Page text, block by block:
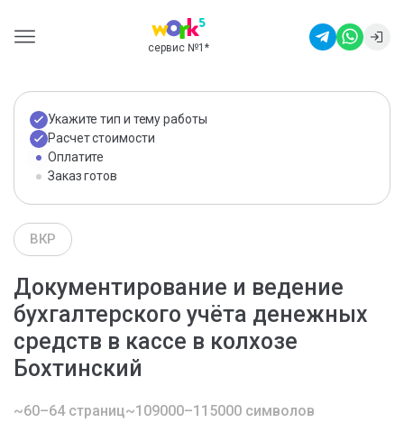
сервис №1 *
Укажите тип и тему работы
Расчет стоимости
Оплатите
Заказ готов
ВКР
Документирование и ведение
бухгалтерского учёта денежных
средств в кассе в колхозе
Бохтинский
~60–64 страниц~109000–115000 символов